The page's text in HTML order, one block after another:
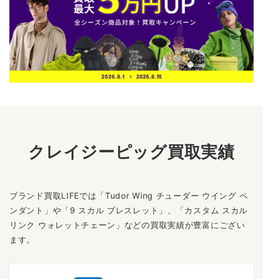
クレイジーピッグ買取実績
ブランド買取LIFEでは「Tudor Wing チューダー ウイング ペ
ンダント」や「9 スカル ブレスレット」、「カスタム スカル
リンク ウォレットチェーン」などの買取実績が豊富にござい
ます。